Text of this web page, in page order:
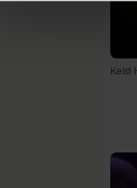
cookies,
Keld